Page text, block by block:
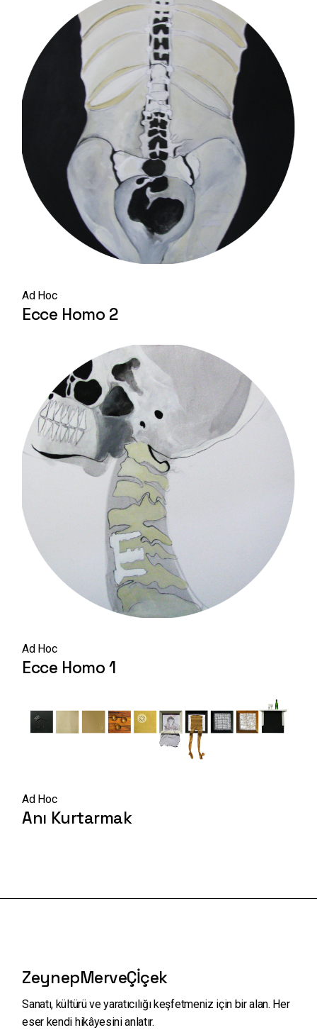
Ad Hoc
Ecce Homo 2
Ad Hoc
Ecce Homo 1
Ad Hoc
Anı Kurtarmak
ZeynepMerveÇİçek
Sanatı, kültürü ve yaratıcılığı keşfetmeniz için bir alan. Her
eser kendi hikâyesini anlatır.